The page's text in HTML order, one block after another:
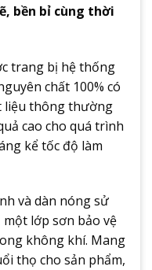
bền bỉ cùng thời
trang bị hệ thống
chất 100% có
liệu thông thường
cao cho quá trình
kể tốc độ làm
và dàn nóng sử
lớp sơn bảo vệ
không khí. Mang
thọ cho sản phẩm,